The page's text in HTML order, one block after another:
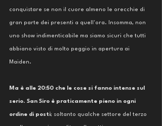
conquistare se non il cuore almeno le orecchie di
gran parte dei presenti a quell'ora. Insomma, non
uno show indimenticabile ma siamo sicuri che tutti
abbiano visto di molto peggio in apertura ai
Maiden.
Ma è alle 20:50 che le cose si fanno intense sul
serio. San Siro è praticamente pieno in ogni
ordine di posti; soltanto qualche settore del terzo